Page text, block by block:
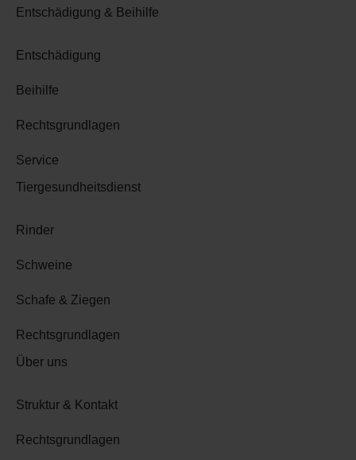
Entschädigung & Beihilfe
Entschädigung
Beihilfe
Rechtsgrundlagen
Service
Tiergesundheitsdienst
Rinder
Schweine
Schafe & Ziegen
Rechtsgrundlagen
Über uns
Struktur & Kontakt
Rechtsgrundlagen